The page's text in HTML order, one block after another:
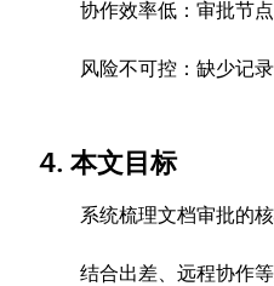
协作效率低：审批节
风险不可控：缺少记
4. 本文目标
系统梳理文档审批的
结合出差、远程协作